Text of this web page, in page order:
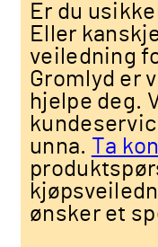
Er du
Eller
veiledning
Gromlyd er
hjelpe deg.
unna.
Ta
ønsker et